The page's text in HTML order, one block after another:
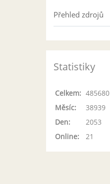
Přehled zdrojů
Statistiky
Online: 21
Celkem: 485680
Měsíc:
38939
Den:
2053